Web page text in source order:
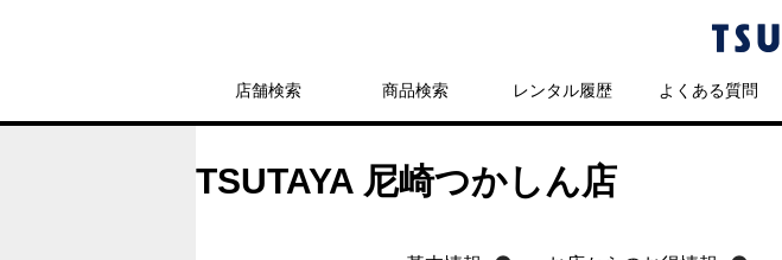
店舗検索 商品検索 レンタル履歴 よくある質問
TSUTAYA 尼崎つかしん店